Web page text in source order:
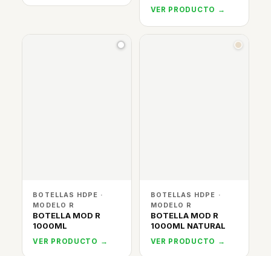
VER PRODUCTO →
BOTELLAS HDPE ·
MODELO R
BOTELLA MOD R
1000ML
VER PRODUCTO →
BOTELLAS HDPE ·
MODELO R
BOTELLA MOD R
1000ML NATURAL
VER PRODUCTO →